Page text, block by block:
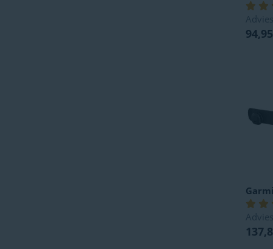
94,95